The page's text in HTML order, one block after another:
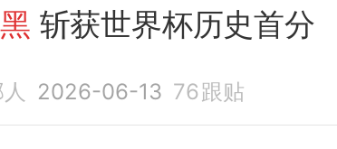
斩获世界杯历史首分
2026-06-13 76跟贴